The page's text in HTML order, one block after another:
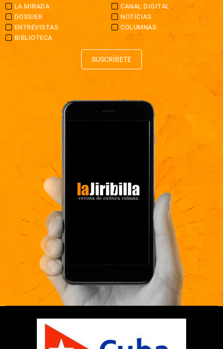
LA MIRADA
CANAL DIGITAL
DOSSIER
NOTICIAS
ENTREVISTAS
COLUMNAS
BIBLIOTECA
SUSCRÍBETE